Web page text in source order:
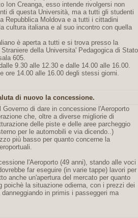
Ion Creanga, esso intende rivolgersi non
di questa Università, ma a tutti gli studenti
Repubblica Moldova e a tutti i cittadini
cultura italiana e al suo incontro con quella
è aperta a tutti e si trova presso la
della Universita' Pedagogica di Stato
605.
9.30 alle 12.30 e dalle 14.00 alle 16.00.
ore 14.00 alle 16.00 degli stessi giorni.
di nuovo la concessione.
Governo di dare in concessione l'Aeroporto
che, oltre a diverse migliorie di
delle piste e delle aree parcheggio
per le automobili e via dicendo..)
più basso per quanto concerne la
l'Aeroporto (49 anni), stando alle voci
far eseguire (in varie tappe) lavori per
anche un'apertura del mercato per quanto
poichè la situazione odierna, con i prezzi dei
in primis i passeggeri ma